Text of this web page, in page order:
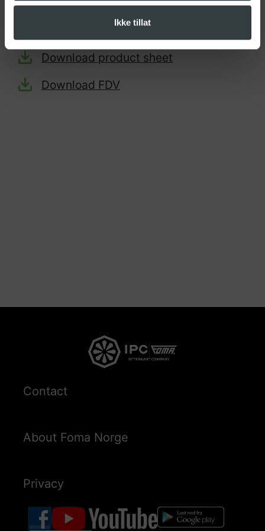
Ikke tillat
Tolltariff:85444290
Download product sheet
Download FDV
Contact
About Foma Norge
Privacy